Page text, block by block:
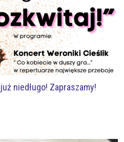
niedługo! Zapraszamy!